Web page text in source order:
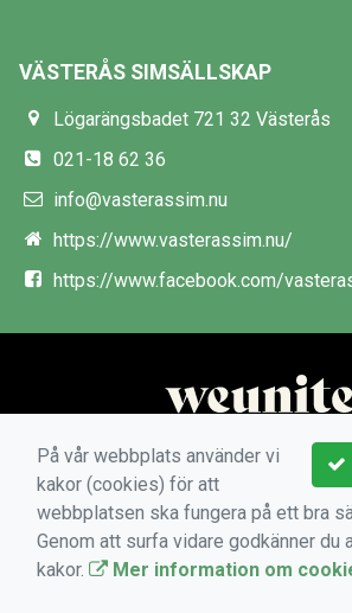
VÄSTERÅS SIMSÄLLSKAP
Lögarängsbadet 721 32 Västerås
021-18 62 36
info@vasterassim.nu
https://www.vasterassim.nu/
https://www.facebook.com/
På vår webbplats använder vi
kakor (cookies) för att
webbplatsen ska fungera på ett bra
Genom att surfa vidare godkänner du
kakor.
Mer information om